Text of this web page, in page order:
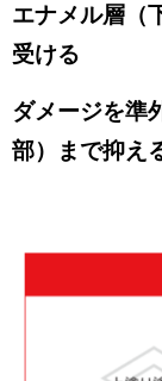
エナメル層（
受ける
ダメージを準
部）まで抑え